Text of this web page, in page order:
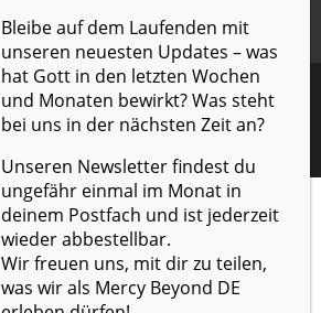
Bleibe auf dem Laufenden mit
unseren neuesten Updates – was
hat Gott in den letzten Wochen
und Monaten bewirkt? Was steht
bei uns in der nächsten Zeit an?
Unseren Newsletter findest du
ungefähr einmal im Monat in
deinem Postfach und ist jederzeit
wieder abbestellbar.
Wir freuen uns, mit dir zu teilen,
was wir als Mercy Beyond DE